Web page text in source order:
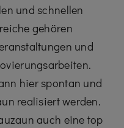
und schnellen
gehören
und
hier spontan und
realisiert werden.
auch eine top